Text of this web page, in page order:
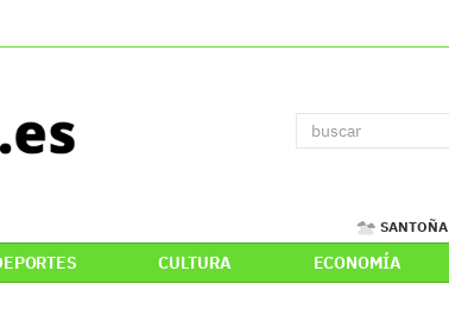
SANTOÑA
CULTURA ECONOMÍA